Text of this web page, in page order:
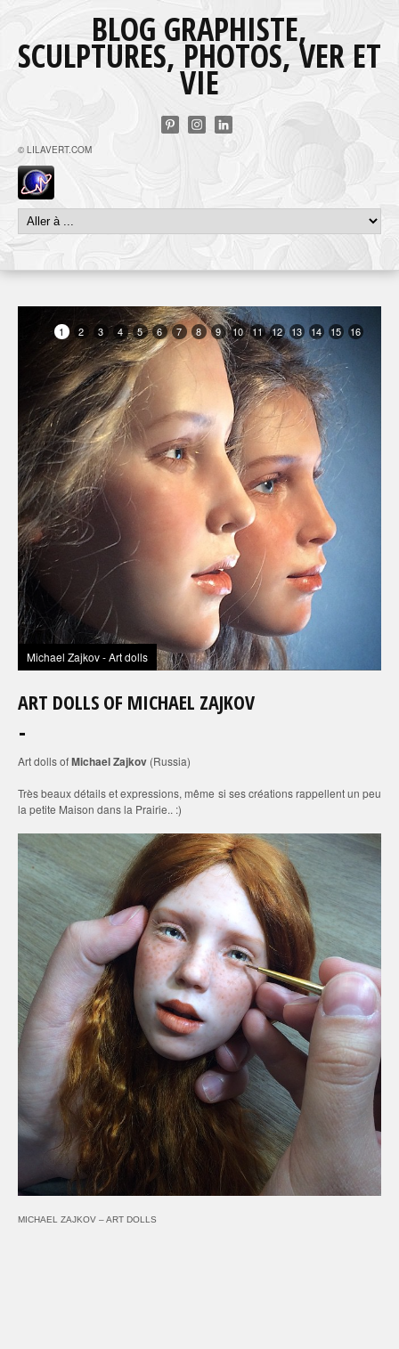
BLOG GRAPHISTE,
SCULPTURES, PHOTOS, VER ET
VIE
© LILAVERT.COM
Michael Zajkov - Art dolls
1 2 3 4 5 6 7 8 9 10 11 12 13 14 15 16
ART DOLLS OF MICHAEL ZAJKOV
Art dolls ofMichael Zajkov (Russia)
Très beaux détails et expressions, même si ses créations rappellent un peu
la petite Maison dans la Prairie.. :)
MICHAEL ZAJKOV – ART DOLLS